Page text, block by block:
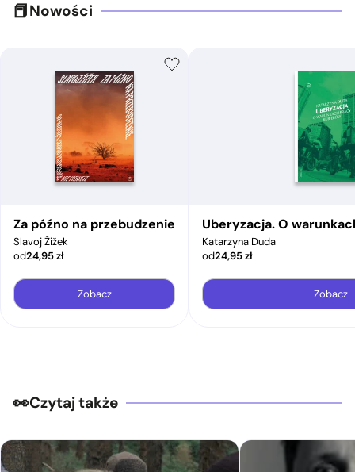
Nowości
Za późno na przebudzenie
Slavoj Žižek
od24,95zł
Zobacz
Uberyzacja. O
Katarzyna Duda
od24,95zł
Zobacz
Czytaj także